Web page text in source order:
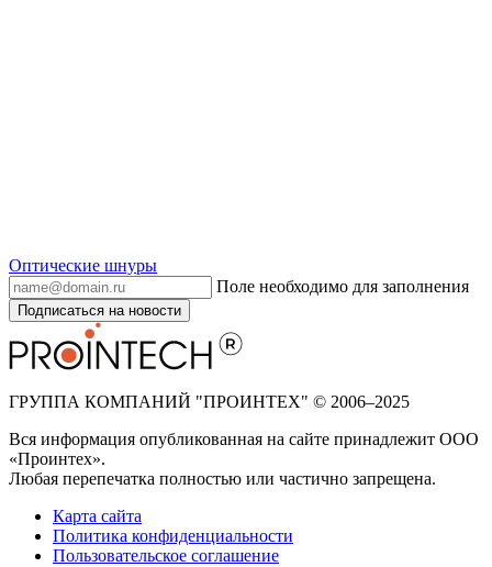
Оптические шнуры
Поле необходимо для заполнения
Подписаться на новости
ГРУППА КОМПАНИЙ "ПРОИНТЕХ" © 2006–2025
Вся информация опубликованная на сайте принадлежит ООО
«Проинтех».
Любая перепечатка полностью или частично запрещена.
Карта сайта
Политика конфиденциальности
Пользовательское соглашение